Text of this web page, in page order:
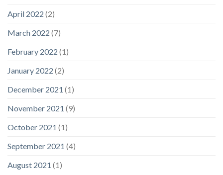
April 2022 (2)
March 2022 (7)
February 2022 (1)
January 2022 (2)
December 2021 (1)
November 2021 (9)
October 2021 (1)
September 2021 (4)
August 2021 (1)